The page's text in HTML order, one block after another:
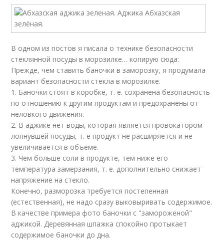
В одном из постов я писала о технике безопасности
стеклянной посуды в морозилке… копирую сюда:
Прежде, чем ставить баночки в заморозку, я продумала
вариант безопасности стекла в морозилке.
1. Баночки стоят в коробке, т. е. сохранена безопасность
по отношению к другим продуктам и предохранены от
неловкого движения.
2. В аджике нет воды, которая является провокатором
лопнувшей посуды, т. е продукт не расширяется и не
увеличивается в объёме.
3. Чем больше соли в продукте, тем ниже его
температура замерзания, т. е. дополнительно снижает
напряжение на стекло.
Конечно, разморозка требуется постепенная
(естественная), не надо сразу выковыривать содержимое.
В качестве примера фото баночки с "замороженой"
аджикой. Деревянная шпажка спокойно протыкает
содержимое баночки до дна.